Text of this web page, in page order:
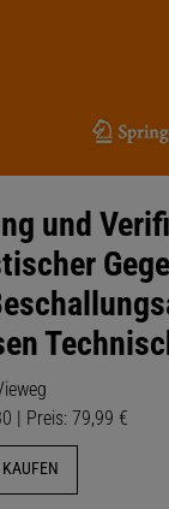
und
| Preis: 79,99 €